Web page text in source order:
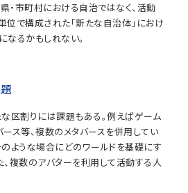
・市町村における自治ではなく、活動
位で構成された「新たな自治体」におけ
なるかもしれない。
な区割りには課題もある。例えばゲーム
ス等、複数のメタバースを併用してい
のような場合にどのワールドを基礎にす
、複数のアバターを利用して活動する人